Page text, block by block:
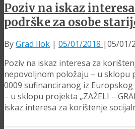
Poziv na iskaz
podrške za osobe
ByGrad Ilok | 05/01/2018 |05/01/
Poziv na iskaz interesa za
nepovoljnom položaju – u sklopu
0009 sufinanciranog iz
– u sklopu projekta „ZAŽELI –
iskaz interesa za korištenje